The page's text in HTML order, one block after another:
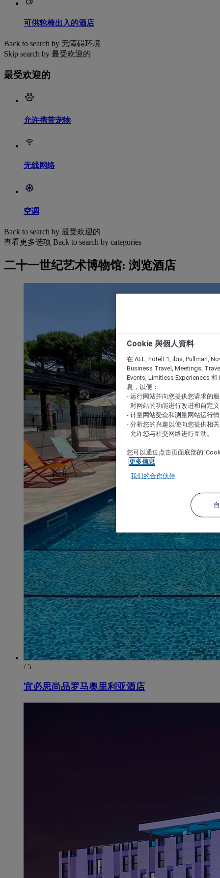
可供轮椅出入的酒店
Back to search by 无障碍环境
Skip search by 最受欢迎的
最受欢迎的
允许携带宠物
无线网络
空调
Back to search by 最受欢迎的
查看更多选项 Back to search by categories
二十一世纪艺术博物馆: 浏览酒店
/ 5
宜必思尚品罗马奥里利亚酒店
Cookie 與個人資料
在 ALL, hotelF1, ibis, Pullman,
Business Travel, Meetings,
Events, Limitless Experiences 和
息，以便：
- 运行网站并向您提供您请求的
- 对网站的功能进行改进和自定义
- 计量网站受众和测量网站运行
- 分析您的兴趣以便向您提供相
- 允许您与社交网络进行互动。
您可以通过点击页面底部的
更多信息
我们的合作伙伴